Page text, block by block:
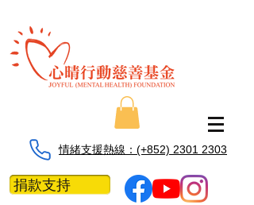
情緒支援熱線：​​(+852) 2301 2303
捐款支持